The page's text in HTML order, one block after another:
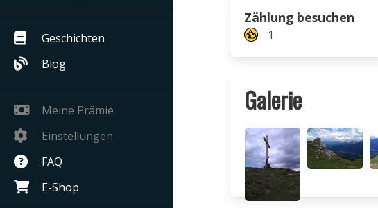
Geschichten
Blog
Meine Prämie
Einstellungen
FAQ
E-Shop
Zählung besuchen
1
Galerie